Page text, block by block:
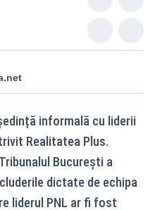
informală cu liderii
Realitatea Plus.
București a
dictate de echipa
liderul PNL ar fi fost